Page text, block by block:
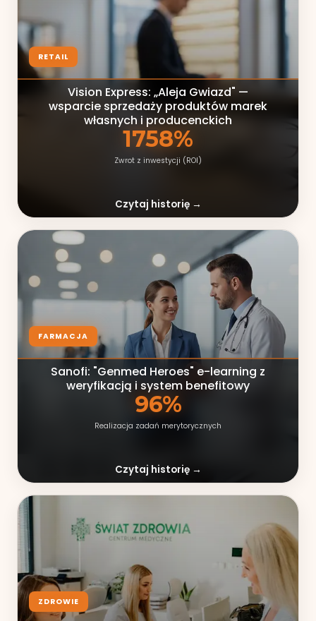
RETAIL
Vision Express: „Aleja Gwiazd" —
wsparcie sprzedaży produktów marek
własnych i producenckich
1758%
Zwrot z inwestycji (ROI)
Czytaj historię →
FARMACJA
Sanofi: "Genmed Heroes" e-learning z
weryfikacją i system benefitowy
96%
Realizacja zadań merytorycznych
Czytaj historię →
ZDROWIE